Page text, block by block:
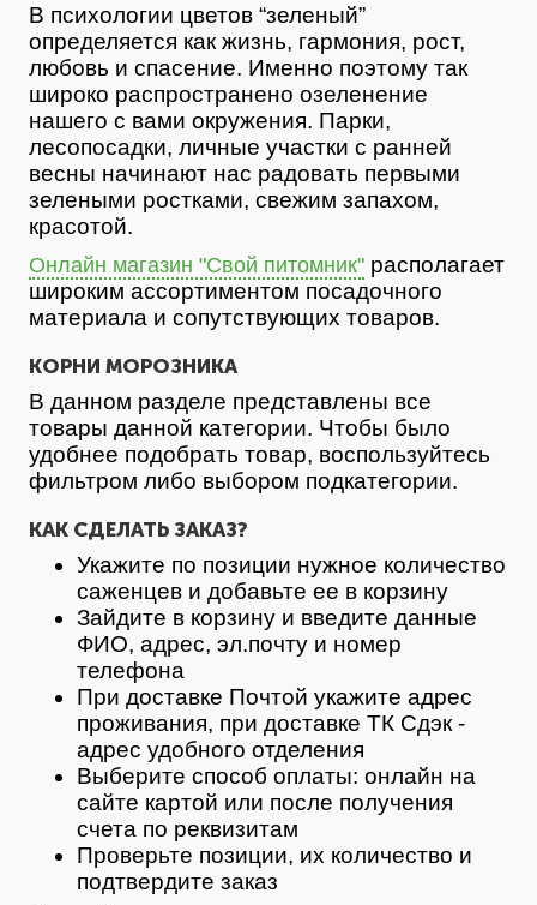
В психологии цветов “зеленый”
определяется как жизнь, гармония, рост,
любовь и спасение. Именно поэтому так
широко распространено озеленение
нашего с вами окружения. Парки,
лесопосадки, личные участки с ранней
весны начинают нас радовать первыми
зелеными ростками, свежим запахом,
красотой.
Онлайн магазин "Свой питомник" располагает
широким ассортиментом посадочного
материала и сопутствующих товаров.
КОРНИ МОРОЗНИКА
В данном разделе представлены все
товары данной категории. Чтобы было
удобнее подобрать товар, воспользуйтесь
фильтром либо выбором подкатегории.
КАК СДЕЛАТЬ ЗАКАЗ?
Укажите по позиции нужное количество
саженцев и добавьте ее в корзину
Зайдите в корзину и введите данные
ФИО, адрес, эл.почту и номер
телефона
При доставке Почтой укажите адрес
проживания, при доставке ТК Сдэк -
адрес удобного отделения
Выберите способ оплаты: онлайн на
сайте картой или после получения
счета по реквизитам
Проверьте позиции, их количество и
подтвердите заказ